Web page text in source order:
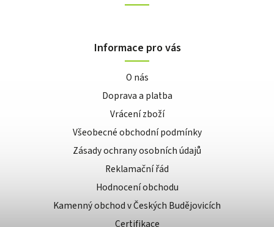
Informace pro vás
O nás
Doprava a platba
Vrácení zboží
Všeobecné obchodní podmínky
Zásady ochrany osobních údajů
Reklamační řád
Hodnocení obchodu
Kamenný obchod v Českých Budějovicích
Certifikace